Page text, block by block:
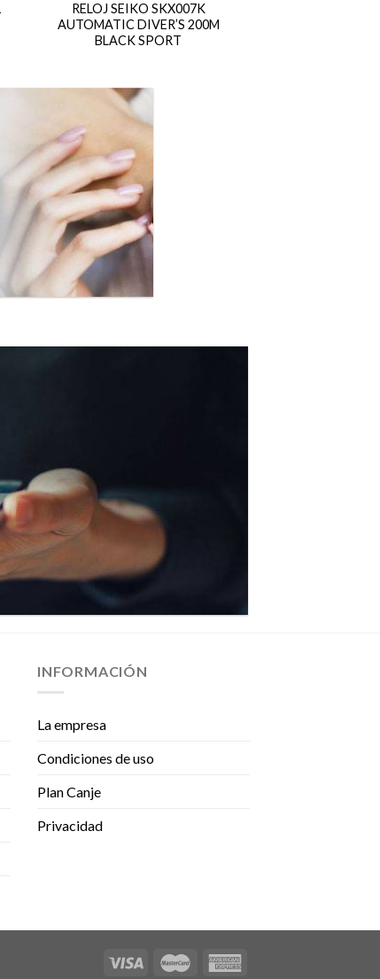
RELOJ SEIKO SKX007K
AUTOMATIC DIVER’S 200M
BLACK SPORT
INFORMACIÓN
La empresa
Condiciones de uso
Plan Canje
Privacidad